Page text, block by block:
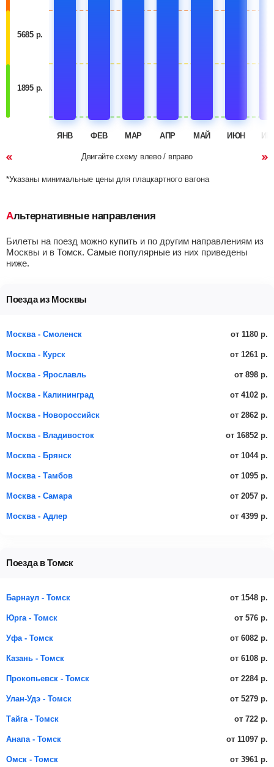
5685 р.
1895 р.
ЯНВ ФЕВ МАР АПР МАЙ ИЮН
Двигайте схему влево / вправо
*Указаны минимальные цены для плацкартного вагона
Альтернативные направления
Билеты на поезд можно купить и по другим направлениям из
Москвы и в Томск. Самые популярные из них приведены
ниже.
Поезда из Москвы
Москва - Смоленск от 1180 р.
Москва - Курск от 1261 р.
Москва - Ярославль от 898 р.
Москва - Калининград от 4102 р.
Москва - Новороссийск от 2862 р.
Москва - Владивосток от 16852 р.
Москва - Брянск от 1044 р.
Москва - Тамбов от 1095 р.
Москва - Самара от 2057 р.
Москва - Адлер от 4399 р.
Поезда в Томск
Барнаул - Томск от 1548 р.
Юрга - Томск от 576 р.
Уфа - Томск от 6082 р.
Казань - Томск от 6108 р.
Прокопьевск - Томск от 2284 р.
Улан-Удэ - Томск от 5279 р.
Тайга - Томск от 722 р.
Анапа - Томск от 11097 р.
Омск - Томск от 3961 р.